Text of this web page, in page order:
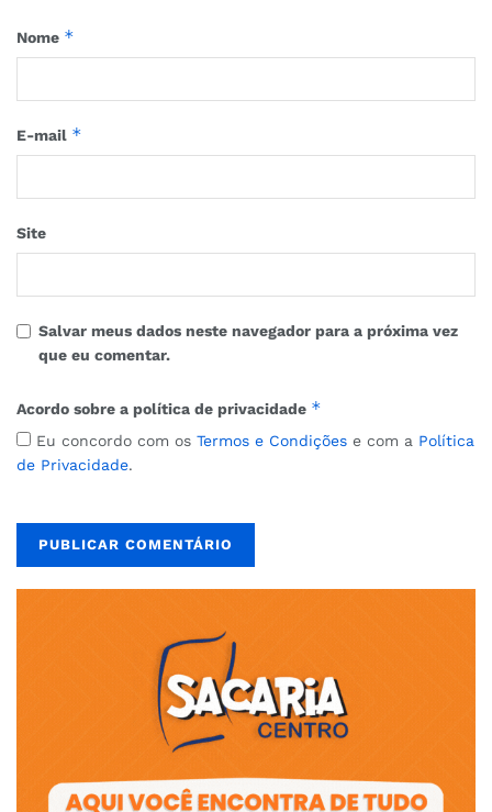
Nome *
E-mail *
Site
Salvar meus dados neste navegador para a próxima vez
que eu comentar.
Acordo sobre a política de privacidade *
Eu concordo com os Termos e Condições e com a Política
de Privacidade.